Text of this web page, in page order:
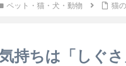
ペット・猫・犬・動物 猫
持ちは「しぐ